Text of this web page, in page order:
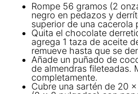
Rompe 56 gramos (2
negro en pedazos y
superior de una cacerola
Quita el chocolate
agrega 1 taza de aceite
remueve hasta que se
Añade un puñado de
de almendras fileteadas.
completamente.
Cubre una sartén de 20